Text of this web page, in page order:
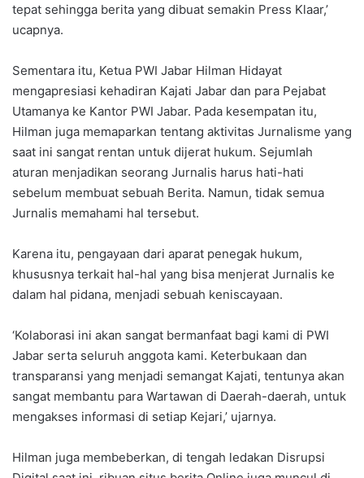
tepat sehingga berita yang dibuat semakin Press Klaar,’
ucapnya.
Sementara itu, Ketua PWI Jabar Hilman Hidayat
mengapresiasi kehadiran Kajati Jabar dan para Pejabat
Utamanya ke Kantor PWI Jabar. Pada kesempatan itu,
Hilman juga memaparkan tentang aktivitas Jurnalisme yang
saat ini sangat rentan untuk dijerat hukum. Sejumlah
aturan menjadikan seorang Jurnalis harus hati-hati
sebelum membuat sebuah Berita. Namun, tidak semua
Jurnalis memahami hal tersebut.
Karena itu, pengayaan dari aparat penegak hukum,
khususnya terkait hal-hal yang bisa menjerat Jurnalis ke
dalam hal pidana, menjadi sebuah keniscayaan.
‘Kolaborasi ini akan sangat bermanfaat bagi kami di PWI
Jabar serta seluruh anggota kami. Keterbukaan dan
transparansi yang menjadi semangat Kajati, tentunya akan
sangat membantu para Wartawan di Daerah-daerah, untuk
mengakses informasi di setiap Kejari,’ ujarnya.
Hilman juga membeberkan, di tengah ledakan Disrupsi